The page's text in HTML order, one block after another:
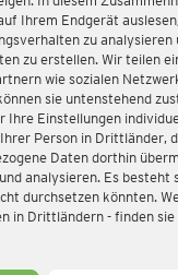
Ihrem Endgerät
zu
zu erstellen. Wir teilen
wie sozialen
sie untenstehend
Ihre Einstellungen
Person in Drittländer,
Daten dorthin
analysieren. Es besteht
durchsetzen könnten.
in Drittländern - finden sie